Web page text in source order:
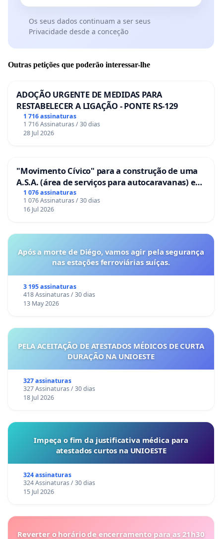
Os seus dados continuam a ser seus
Privacidade desde a conceção
Outras petições que poderão interessar-lhe
ADOÇÃO URGENTE DE MEDIDAS PARA
RESTABELECER A LIGAÇÃO - PONTE RS-129
1 716 assinaturas
1 716 Assinaturas / 30 dias
28 Jul 2026
"Movimento Cívico" para a construção de uma
A.S.A. (área de serviços para autocaravanas) em
Coimbra
1 076 assinaturas
1 076 Assinaturas / 30 dias
16 Jul 2026
Após a morte de Diégo, vamos agir pela segurança
nas estações ferroviárias suíças.
3 195 assinaturas
418 Assinaturas / 30 dias
13 May 2026
PELA ACEITAÇÃO DE ATESTADOS MÉDICOS DE CURTA
DURAÇÃO NA UNIOESTE
327 assinaturas
327 Assinaturas / 30 dias
18 Jul 2026
Impeça o fim da justificativa médica para
atestados curtos na UNIOESTE
324 assinaturas
324 Assinaturas / 30 dias
15 Jul 2026
Reverter o horário de encerramento para as 21h30